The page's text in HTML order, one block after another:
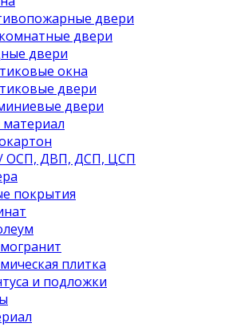
двери
двери
двери
окна
двери
двери
/ ОСП, ДВП, ДСП, ЦСП
покрытия
плитка
и подложки